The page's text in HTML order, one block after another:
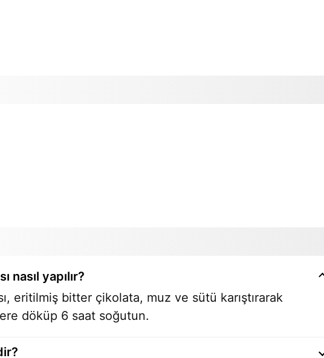
nasıl yapılır?
eritilmiş bitter çikolata, muz ve sütü karıştırarak
döküp 6 saat soğutun.